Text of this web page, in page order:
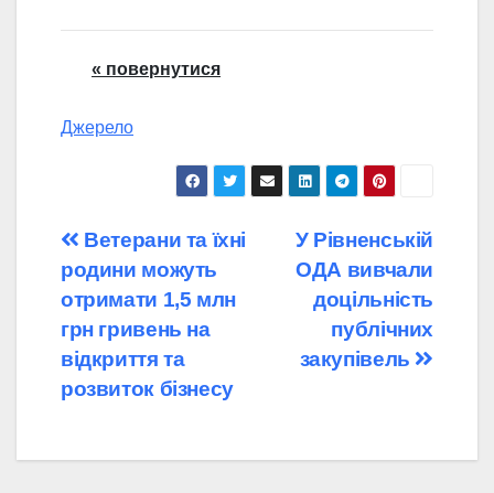
« повернутися
Джерело
Навігація
записів
У Рівненській
ОДА вивчали
доцільність
публічних
закупівель
Ветерани та їхні
родини можуть
отримати 1,5 млн
грн гривень на
відкриття та
розвиток бізнесу